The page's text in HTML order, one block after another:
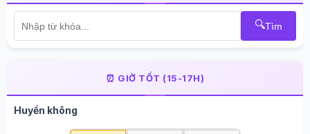
🔍Tìm
⏰ GIỜ TỐT (15-17H)
Huyền không